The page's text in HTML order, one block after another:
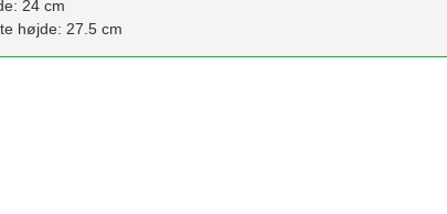
24 cm
højde: 27.5 cm